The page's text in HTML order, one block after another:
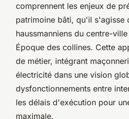
comprennent les enjeux de
patrimoine bâti, qu'il s'agisse
haussmanniens du centre-
Époque des collines. Cette
de métier, intégrant
électricité dans une vision
dysfonctionnements entre
les délais d'exécution pour
maximale.